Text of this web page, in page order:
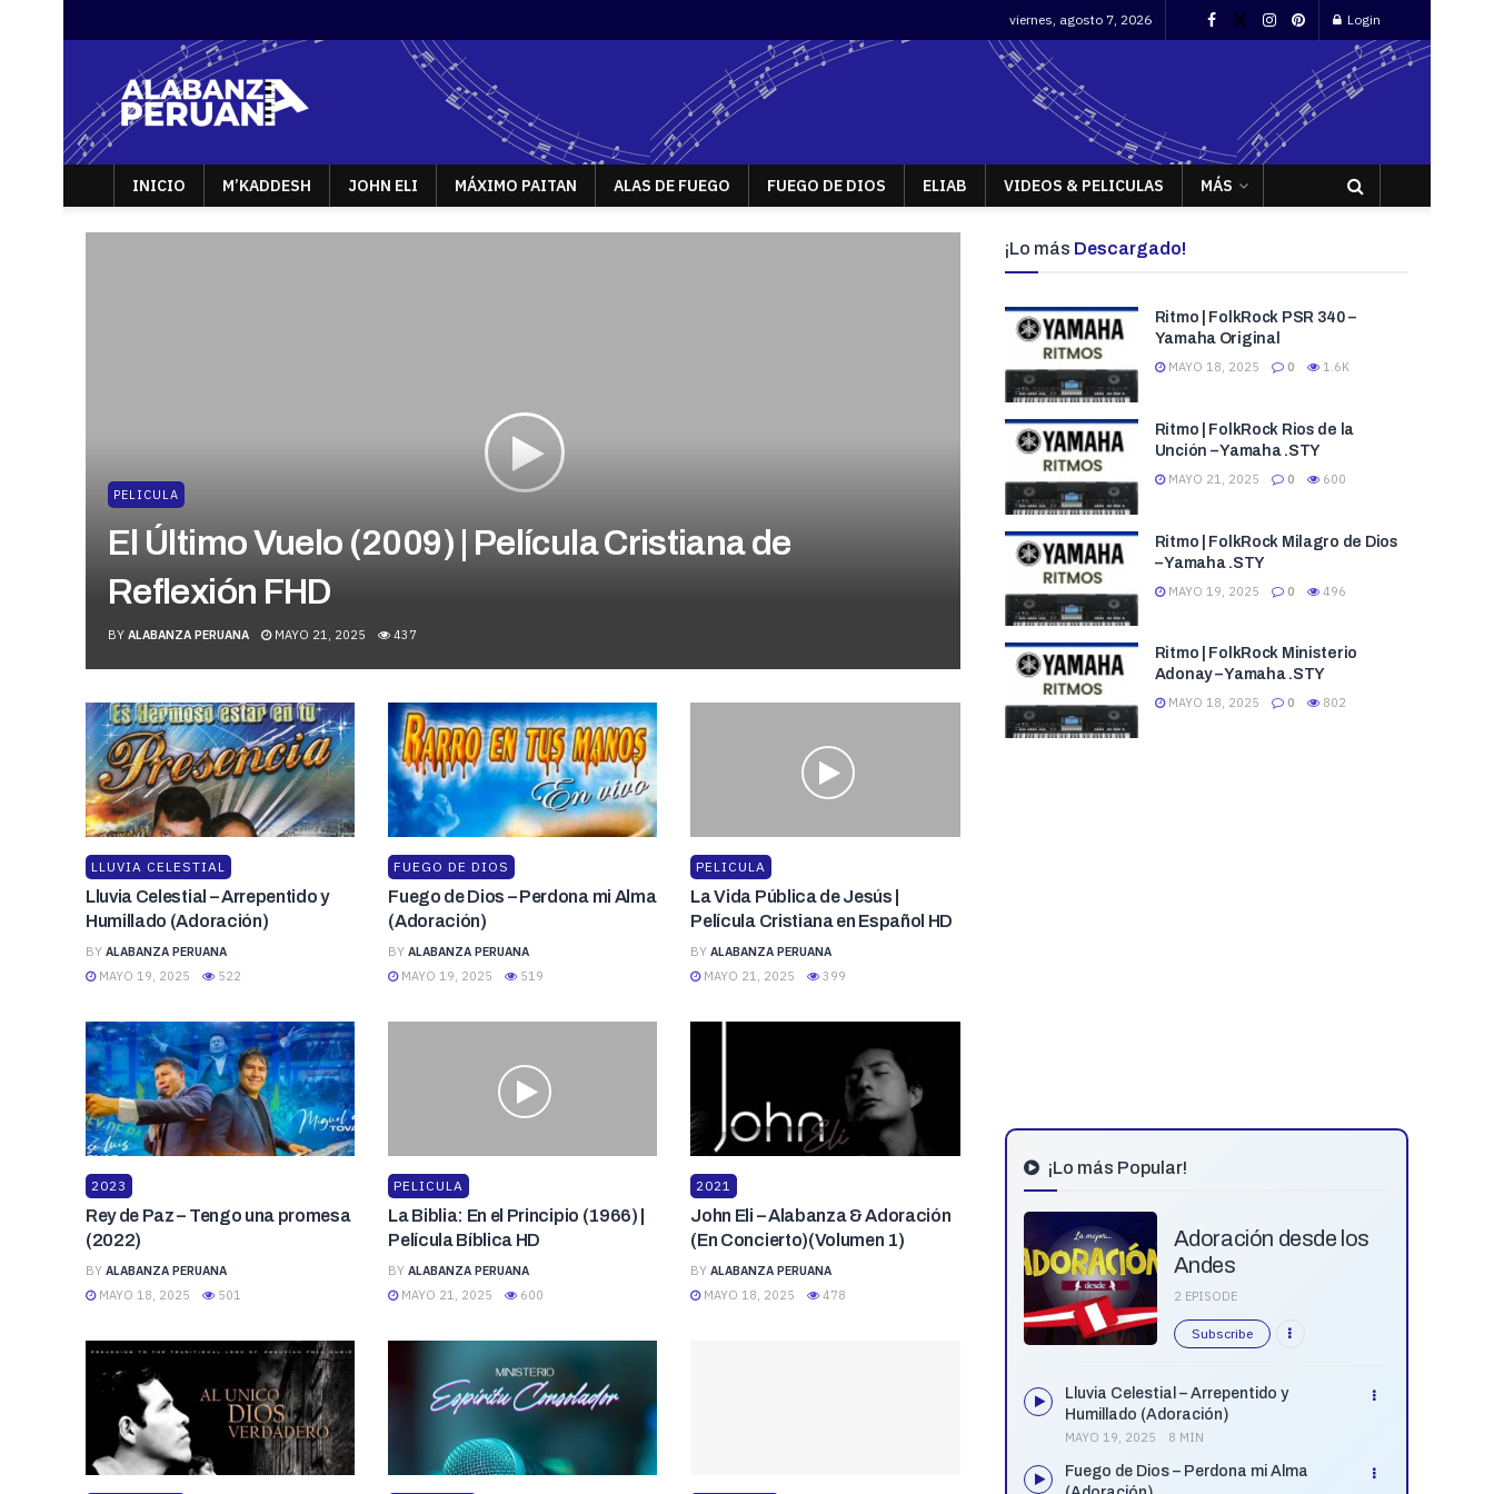
viernes, agosto 7, 2026 Login
INICIO M’KADDESH JOHN ELI MÁXIMO PAITAN ALAS DE FUEGO FUEGO DE DIOS ELIAB VIDEOS & PELICULAS MÁS
PELICULA
El Último Vuelo (2009) | Película Cristiana de
Reflexión FHD
BY ALABANZA PERUANA MAYO 21, 2025 437
LLUVIA CELESTIAL
Lluvia Celestial – Arrepentido y
Humillado (Adoración)
BY ALABANZA PERUANA
MAYO 19, 2025
522
FUEGO DE DIOS
Fuego de Dios – Perdona mi Alma
(Adoración)
BY ALABANZA PERUANA
MAYO 19, 2025
519
PELICULA
La Vida Pública de Jesús |
Película Cristiana en Español HD
BY ALABANZA PERUANA
MAYO 21, 2025
399
2023
Rey de Paz – Tengo una promesa
(2022)
BY ALABANZA PERUANA
MAYO 18, 2025
501
PELICULA
La Biblia: En el Principio (1966) |
Película Bíblica HD
BY ALABANZA PERUANA
MAYO 21, 2025
600
2021
John Eli – Alabanza & Adoración
(En Concierto)(Volumen 1)
BY ALABANZA PERUANA
MAYO 18, 2025
478
¡Lo más Descargado!
Ritmo | FolkRock PSR 340 –
Yamaha Original
MAYO 18, 2025 0 1.6K
Ritmo | FolkRock Rios de la
Unción – Yamaha .STY
MAYO 21, 2025 0 600
Ritmo | FolkRock Milagro de Dios
– Yamaha .STY
MAYO 19, 2025 0 496
Ritmo | FolkRock Ministerio
Adonay – Yamaha .STY
MAYO 18, 2025 0 802
¡Lo más Popular!
Adoración desde los
Andes
2 EPISODE
Subscribe
Lluvia Celestial – Arrepentido y
Humillado (Adoración)
MAYO 19, 2025 8 MIN
Fuego de Dios – Perdona mi Alma